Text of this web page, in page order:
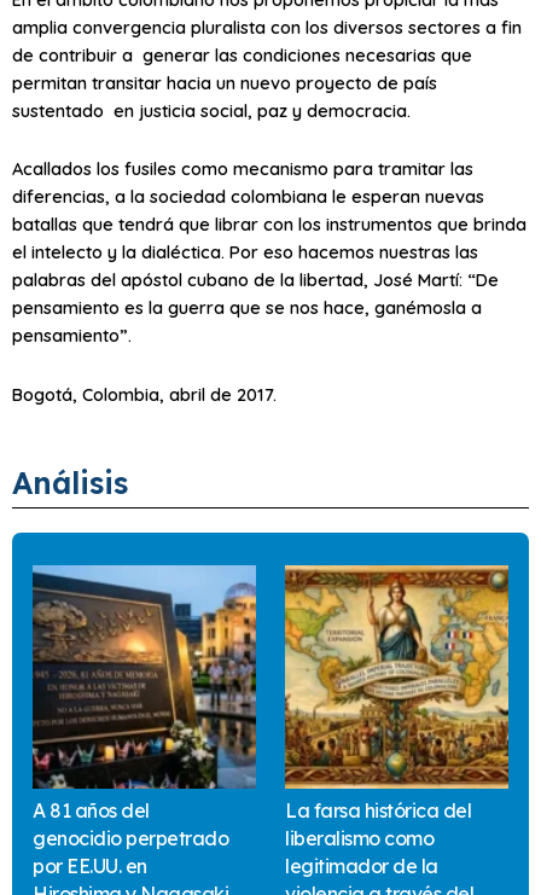
amplia convergencia pluralista con los diversos sectores a fin
de contribuir a generar las condiciones necesarias que
permitan transitar hacia un nuevo proyecto de país
sustentado en justicia social, paz y democracia.
Acallados los fusiles como mecanismo para tramitar las
diferencias, a la sociedad colombiana le esperan nuevas
batallas que tendrá que librar con los instrumentos que brinda
el intelecto y la dialéctica. Por eso hacemos nuestras las
palabras del apóstol cubano de la libertad, José Martí: “De
pensamiento es la guerra que se nos hace, ganémosla a
pensamiento”.
Bogotá, Colombia, abril de 2017.
Análisis
A 81 años del
genocidio perpetrado
por EE.UU. en
La farsa histórica del
liberalismo como
legitimador de la